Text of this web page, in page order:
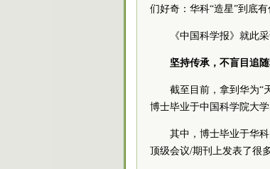
们好奇：华科“造星”到底有
《中国科学报》就此
坚持传承，不盲目追
截至目前，拿到华为“
博士毕业于中国科学院大
其中，博士毕业于华
顶级会议/期刊上发表了很